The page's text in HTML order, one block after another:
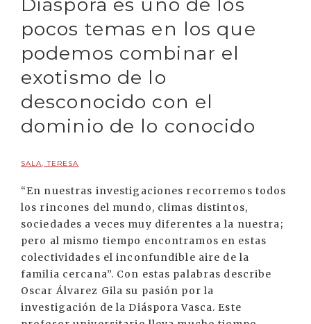
pocos temas en los que
podemos combinar el
exotismo de lo
desconocido con el
dominio de lo conocido
SALA, TERESA
“En nuestras investigaciones recorremos todos
los rincones del mundo, climas distintos,
sociedades a veces muy diferentes a la nuestra;
pero al mismo tiempo encontramos en estas
colectividades el inconfundible aire de la
familia cercana”. Con estas palabras describe
Oscar Álvarez Gila su pasión por la
investigación de la Diáspora Vasca. Este